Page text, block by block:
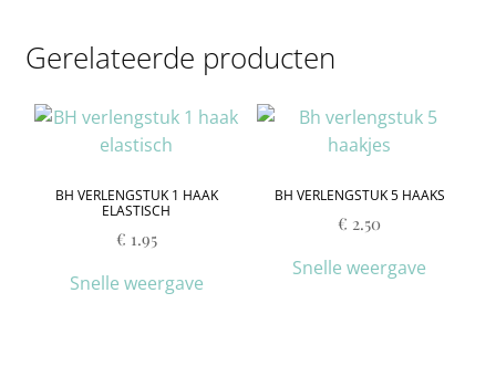
Gerelateerde producten
BH VERLENGSTUK 1 HAAK
ELASTISCH
€ 1.95
Snelle weergave
BH VERLENGSTUK 5 HAAKS
€ 2.50
Snelle weergave